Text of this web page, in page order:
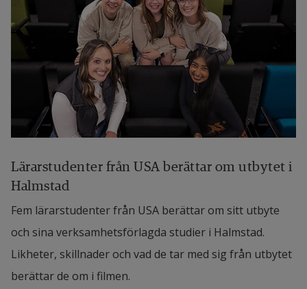
Lärarstudenter från USA berättar om utbytet i
Halmstad
Fem lärarstudenter från USA berättar om sitt utbyte
och sina verksamhetsförlagda studier i Halmstad.
Likheter, skillnader och vad de tar med sig från utbytet
berättar de om i filmen.